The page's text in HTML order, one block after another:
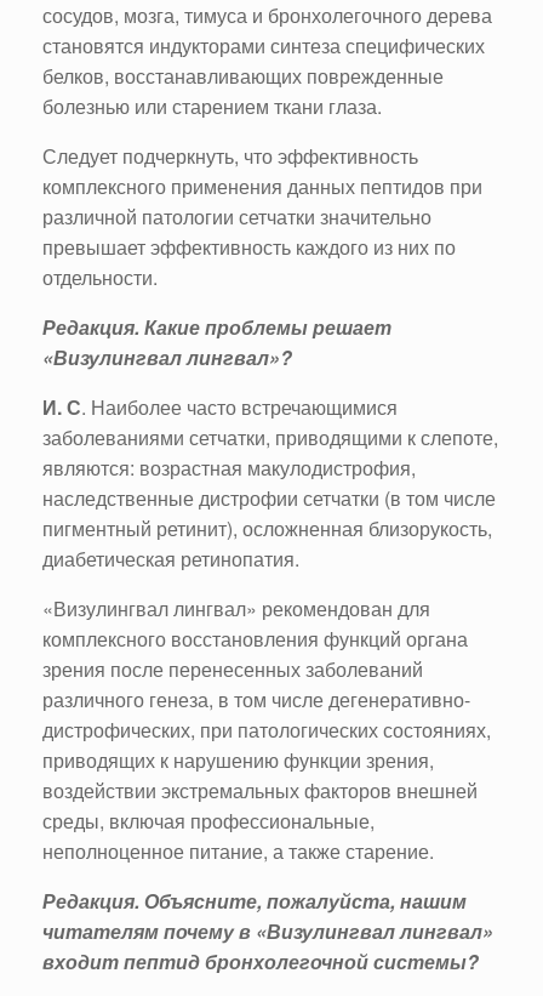
сосудов, мозга, тимуса и бронхолегочного дерева
становятся индукторами синтеза специфических
белков, восстанавливающих поврежденные
болезнью или старением ткани глаза.
Следует подчеркнуть, что эффективность
комплексного применения данных пептидов при
различной патологии сетчатки значительно
превышает эффективность каждого из них по
отдельности.
Редакция. Какие проблемы решает
«Визулингвал лингвал»?
И. С. Наиболее часто встречающимися
заболеваниями сетчатки, приводящими к слепоте,
являются: возрастная макулодистрофия,
наследственные дистрофии сетчатки (в том числе
пигментный ретинит), осложненная близорукость,
диабетическая ретинопатия.
«Визулингвал лингвал» рекомендован для
комплексного восстановления функций органа
зрения после перенесенных заболеваний
различного генеза, в том числе дегенеративно-
дистрофических, при патологических состояниях,
приводящих к нарушению функции зрения,
воздействии экстремальных факторов внешней
среды, включая профессиональные,
неполноценное питание, а также старение.
Редакция. Объясните, пожалуйста, нашим
читателям почему в «Визулингвал лингвал»
входит пептид бронхолегочной системы?